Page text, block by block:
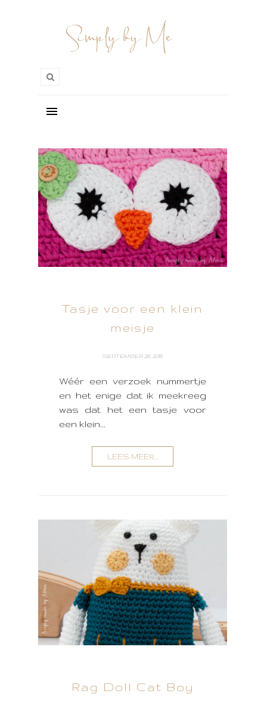
Tasje voor een klein
meisje
SEPTEMBER 28, 2018
Wéér een verzoek nummertje
en het enige dat ik meekreeg
was dat het een tasje voor
een klein...
LEES MEER...
Rag Doll Cat Boy